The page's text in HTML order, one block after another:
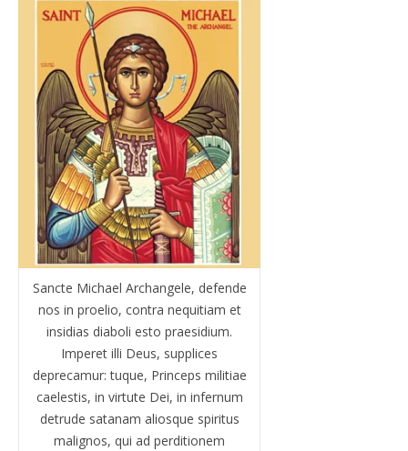
Sancte Michael Archangele, defende
nos in proelio, contra nequitiam et
insidias diaboli esto praesidium.
Imperet illi Deus, supplices
deprecamur: tuque, Princeps militiae
caelestis, in virtute Dei, in infernum
detrude satanam aliosque spiritus
malignos, qui ad perditionem